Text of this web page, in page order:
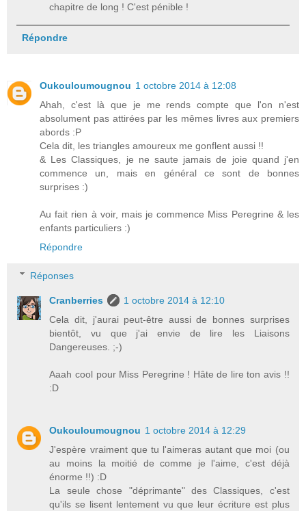
chapitre de long ! C'est pénible !
Répondre
Oukouloumougnou 1 octobre 2014 à 12:08
Ahah, c'est là que je me rends compte que l'on n'est
absolument pas attirées par les mêmes livres aux premiers
abords :P
Cela dit, les triangles amoureux me gonflent aussi !!
& Les Classiques, je ne saute jamais de joie quand j'en
commence un, mais en général ce sont de bonnes
surprises :)
Au fait rien à voir, mais je commence Miss Peregrine & les
enfants particuliers :)
Répondre
Réponses
Cranberries
1 octobre 2014 à 12:10
Cela dit, j'aurai peut-être aussi de bonnes surprises
bientôt, vu que j'ai envie de lire les Liaisons
Dangereuses. ;-)
Aaah cool pour Miss Peregrine ! Hâte de lire ton avis !!
:D
Oukouloumougnou 1 octobre 2014 à 12:29
J'espère vraiment que tu l'aimeras autant que moi (ou
au moins la moitié de comme je l'aime, c'est déjà
énorme !!) :D
La seule chose "déprimante" des Classiques, c'est
qu'ils se lisent lentement vu que leur écriture est plus